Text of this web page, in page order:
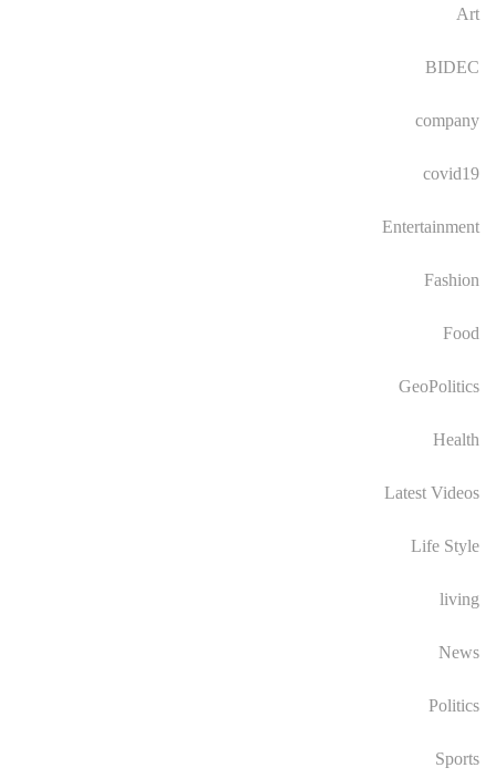
Art
BIDEC
company
covid19
Entertainment
Fashion
Food
GeoPolitics
Health
Latest Videos
Life Style
living
News
Politics
Sports